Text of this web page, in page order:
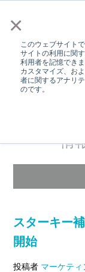
×
このウェブサイト
サイトの利用に関
利用者を記憶でき
カスタマイズ、お
者に関するアナリ
のです。
スターキ
イベント
情
スターキー
開始
投稿者 マーケティ